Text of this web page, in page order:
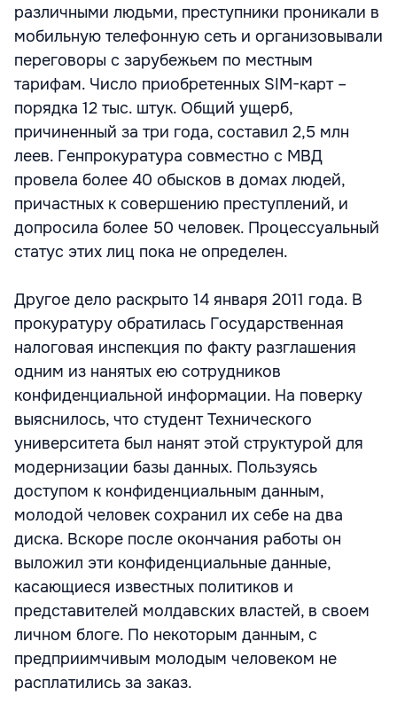
различными людьми, преступники проникали в
мобильную телефонную сеть и организовывали
переговоры с зарубежьем по местным
тарифам. Число приобретенных SIM-карт –
порядка 12 тыс. штук. Общий ущерб,
причиненный за три года, составил 2,5 млн
леев. Генпрокуратура совместно с МВД
провела более 40 обысков в домах людей,
причастных к совершению преступлений, и
допросила более 50 человек. Процессуальный
статус этих лиц пока не определен.
Другое дело раскрыто 14 января 2011 года. В
прокуратуру обратилась Государственная
налоговая инспекция по факту разглашения
одним из нанятых ею сотрудников
конфиденциальной информации. На поверку
выяснилось, что студент Технического
университета был нанят этой структурой для
модернизации базы данных. Пользуясь
доступом к конфиденциальным данным,
молодой человек сохранил их себе на два
диска. Вскоре после окончания работы он
выложил эти конфиденциальные данные,
касающиеся известных политиков и
представителей молдавских властей, в своем
личном блоге. По некоторым данным, с
предприимчивым молодым человеком не
расплатились за заказ.